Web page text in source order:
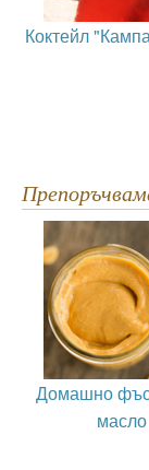
Коктейл
Домашно
масло